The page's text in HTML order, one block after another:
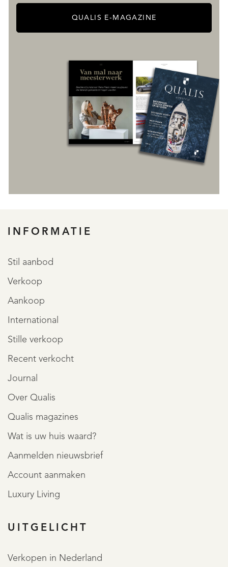
QUALIS E-MAGAZINE
INFORMATIE
Stil aanbod
Verkoop
Aankoop
International
Stille verkoop
Recent verkocht
Journal
Over Qualis
Qualis magazines
Wat is uw huis waard?
Aanmelden nieuwsbrief
Account aanmaken
Luxury Living
UITGELICHT
Verkopen in Nederland